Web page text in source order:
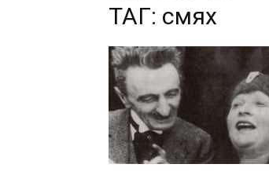
ТАГ: смях